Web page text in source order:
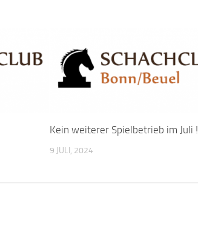
Kein weiterer Spielbetrieb im Juli !
9 JULI, 2024